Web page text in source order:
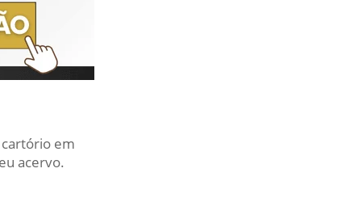
em
acervo.